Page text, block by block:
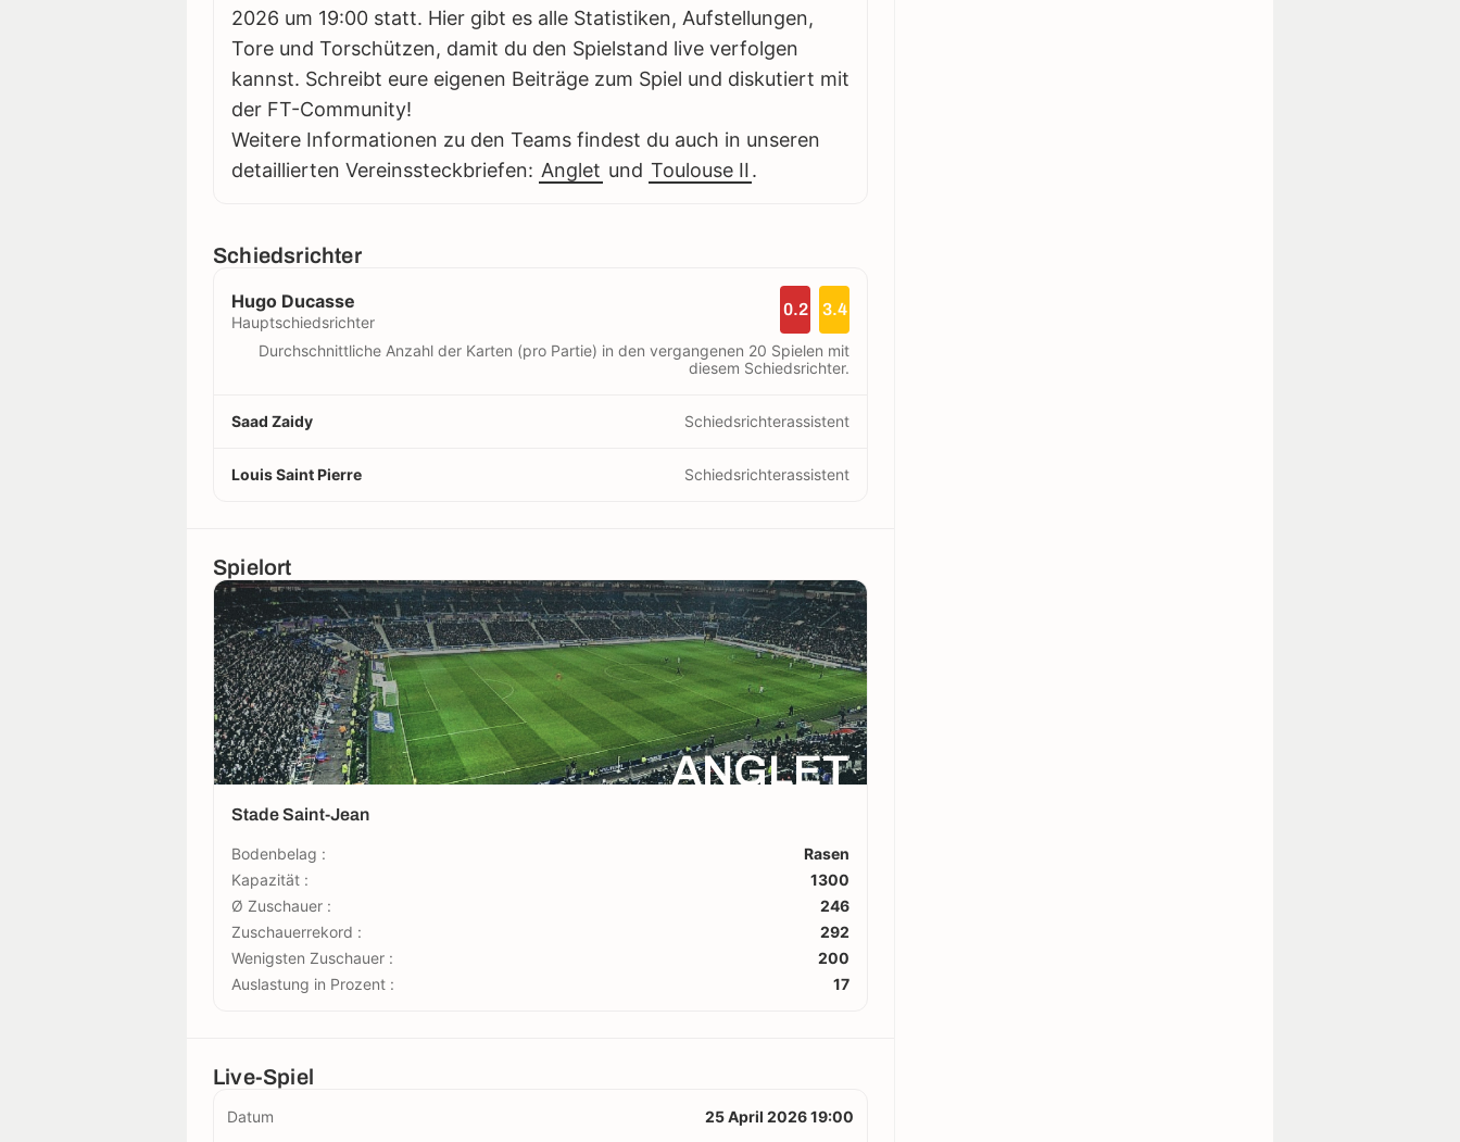
2026 um 19:00 statt. Hier gibt es alle Statistiken, Aufstellungen,
Tore und Torschützen, damit du den Spielstand live verfolgen
kannst. Schreibt eure eigenen Beiträge zum Spiel und diskutiert mit
der FT-Community!
Weitere Informationen zu den Teams findest du auch in unseren
detaillierten Vereinssteckbriefen: Anglet und Toulouse II.
Schiedsrichter
Hugo Ducasse
Hauptschiedsrichter
0.2 3.4
Durchschnittliche Anzahl der Karten (pro Partie) in den vergangenen 20 Spielen mit
diesem Schiedsrichter.
Saad Zaidy Schiedsrichterassistent
Louis Saint Pierre Schiedsrichterassistent
Spielort
ANGLET
Stade Saint-Jean
Bodenbelag :
Rasen
Kapazität :
1300
Ø Zuschauer :
246
Zuschauerrekord :
292
Wenigsten Zuschauer :
200
Auslastung in Prozent :
17
Live-Spiel
Datum 25 April 2026 19:00